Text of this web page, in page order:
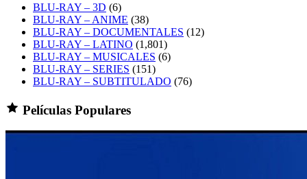
BLU-RAY – 3D (6)
BLU-RAY – ANIME (38)
BLU-RAY – DOCUMENTALES (12)
BLU-RAY – LATINO (1,801)
BLU-RAY – MUSICALES (6)
BLU-RAY – SERIES (151)
BLU-RAY – SUBTITULADO (76)
Películas Populares